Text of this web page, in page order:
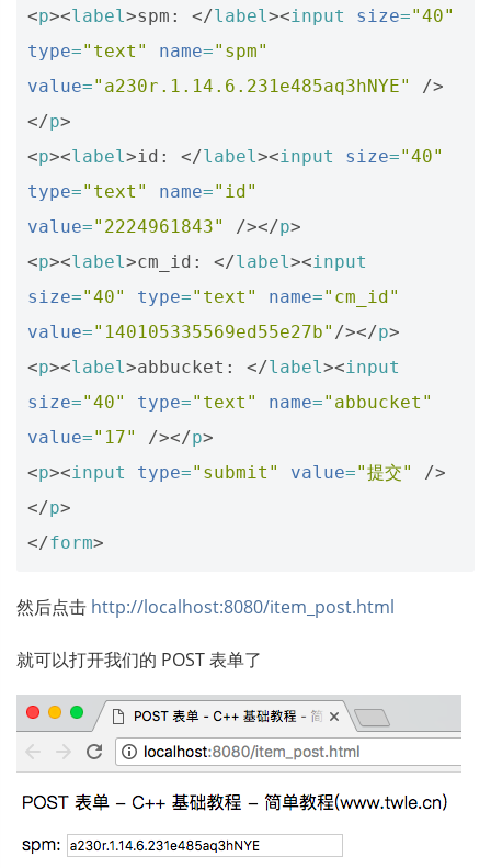
<p><label>spm: </label><input size="40"
type="text" name="spm"
value="a230r.1.14.6.231e485aq3hNYE"
/>
</p>
<p><label>id: </label><input size="40"
type="text" name="id"
value="2224961843" /></p>
<p><label>cm_id: </label><input
size="40" type="text" name="cm_id"
value="140105335569ed55e27b" /></p>
<p><label>abbucket: </label><input
size="40" type="text" name="abbucket"
value="17" /></p>
<p><input type="submit" value="提交"
/>
</p>
</form>
然后点击 http://localhost:8080/item_post.html
就可以打开我们的 POST 表单了